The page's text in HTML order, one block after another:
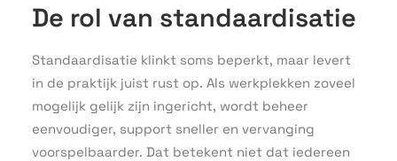
De rol van standaardisatie
Standaardisatie klinkt soms beperkt, maar levert
in de praktijk juist rust op. Als werkplekken zoveel
mogelijk gelijk zijn ingericht, wordt beheer
eenvoudiger, support sneller en vervanging
voorspelbaarder. Dat betekent niet dat iedereen